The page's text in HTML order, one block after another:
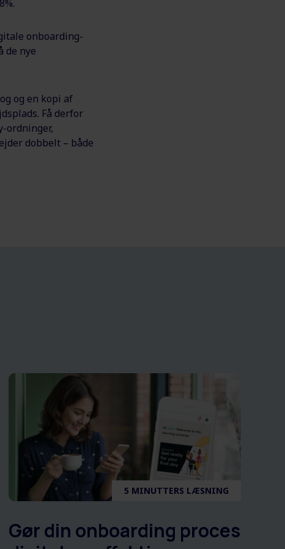
onboarding-
de nye
og en kopi af
Få derfor
ordninger,
dobbelt – både
5 MINUTTERS LÆSNING
Gør din onboarding proces